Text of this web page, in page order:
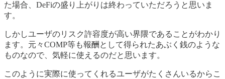
た場合、DeFiの盛り上がりは終わっていただろうと思いま
す。
しかしユーザのリスク許容度が高い界隈であることがわかり
ます。元々COMP等も報酬として得られたあぶく銭のような
ものなので、気軽に使えるのだと思います。
このように実際に使ってくれるユーザがたくさんいるからこ